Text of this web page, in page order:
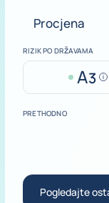
Procjena
RIZIK PO DRŽAVAMA
A3
PRETHODNO
Pogledajte